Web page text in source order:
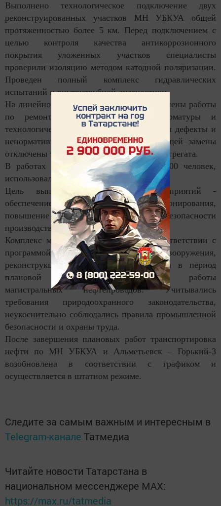
Выполнено технологическое подключение двух
реконструированных участков МН УБКУА общей
протяженностью более 5 км. Перед подключением с
целью контроля качества антикоррозионного
покрытия уложенных участков специалисты
проверили изоляцию методом катодной поляризации.
Проведен полный комплекс гидравлических
испытаний и внутритрубной диагностики.
На линейной части трубопроводов выполнены работы
по ремонту и замене запорной арматуры и
технологического оборудования, вырезаны дефекты и
ненормативные вантузы. Для последующей замены
отключены три магистральных насосных агрегата.
В работах были задействованы более 500 человек,
использовалось 225 единиц техники.
Цель выполненных плановых мероприятий -
обеспечение бесперебойного функционирования,
повышение надежности и безопасности
производственных объектов предприятия.
Комплекс мероприятий реализован в соответствии с
программой технического перевооружения,
реконструкции и капитального ремонта в период
плановой 96-часовой остановки работы
магистральных нефтепроводов. Учитывались
требования природоохранного законодательства,
неукоснительно соблюдались правила промышленной
безопасности и охраны труда.
После завершения плановых работ транспортировка
нефти по МН УБКУА и Альметьевск – Горький-3
возобновлена в соответствии с графиком и
осуществляется в штатном режиме.
Следите за самым важным и интересным в
Telegram-канале Татмедиа
Читайте новости Татарстана в
национальном мессенджере MАХ:
https://max.ru/tatmedia